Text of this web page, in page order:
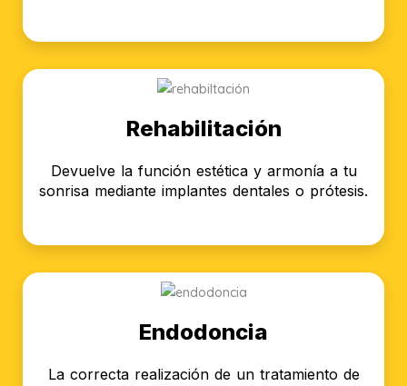
Rehabilitación
Devuelve la función estética y armonía a tu
sonrisa mediante implantes dentales o prótesis.
Endodoncia
La correcta realización de un tratamiento de